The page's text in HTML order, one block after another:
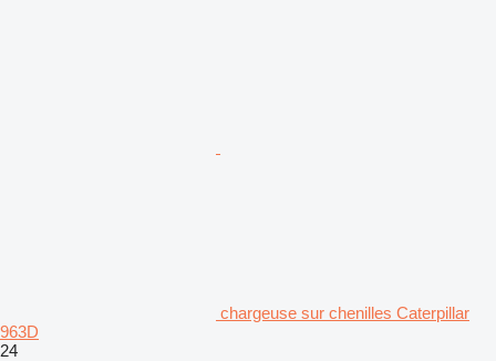
chargeuse sur chenilles Caterpillar
963D
24